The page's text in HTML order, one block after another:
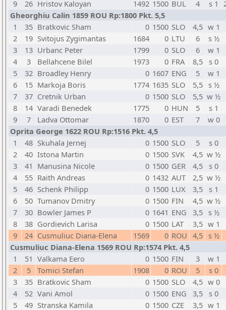
9
26 Hristov Kaloyan 1492 1500 BUL 4 s 1
Gheorghiu Calin 1859 ROU Rp:1800 Pkt. 5,5
1
35 Bratkovic Sham 0 1500 SLO 4,5 w 1
2
19 Svitojus Zygimantas 1684 0 LTU 6
s ½
3
13 Urbanc Peter 1799 0 SLO 6
w 1
4
3 Bellahcene Bilel 1973 0 FRA 8,5
s 0
5
32 Broadley Henry 0 1607 ENG 5
w 1
6
15 Markoja Boris 1774 1635 SLO 5,5 s ½
7
37 Cretnik Urban 0 1500 SLO 5,5 w ½
8
14 Varadi Benedek 1775 0 HUN 5
s 1
9
7 Ladva Ottomar 1870 0 EST 7
w 0
Oprita George 1622 ROU Rp:1516 Pkt. 4,5
1
48 Skuhala Jernej 0 1500 SLO 5
s 0
2
40 Istona Martin 0 1500 SVK 4,5 w ½
3
41 Manusina Nicole 0 1500 GER 4,5
s 0
4
55 Raith Andreas 0 1432 AUT 2,5 w ½
5
46 Schenk Philipp 0 1500 LUX 3,5
s 1
6
50 Tumanov Dmitry 0 1500 FIN 4,5 w ½
7
30 Bowler James P 0 1641 ENG 3,5
s ½
8
38 Gordievich Larisa 0 1500 LAT 3,5 w 1
9
24 Cusmuliuc Diana-Elena 1569 0 ROU 4,5 s ½
Cusmuliuc Diana-Elena 1569 ROU Rp:1574 Pkt. 4,5
1
51 Valkama Eero 0 1500 FIN 3
w 1
2
5 Tomici Stefan 1908 0 ROU 5
s 0
3
35 Bratkovic Sham 0 1500 SLO 4,5 w 0
4
52 Vani Amol 0 1500 ENG 3,5
s 0
5
49 Stranska Kamila 0 1500 CZE 3,5 w 1